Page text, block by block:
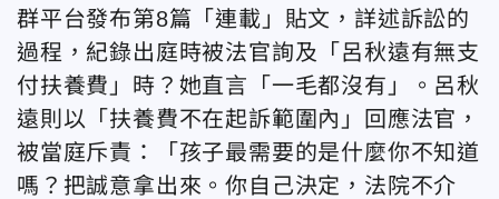
群平台發布第8篇「連載」貼文，詳述訴訟的
過程，紀錄出庭時被法官詢及「呂秋遠有無支
付扶養費」時？她直言「一毛都沒有」。呂秋
遠則以「扶養費不在起訴範圍內」回應法官，
被當庭斥責：「孩子最需要的是什麼你不知道
嗎？把誠意拿出來。你自己決定，法院不介